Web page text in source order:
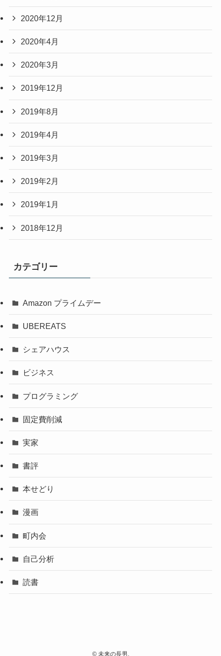
2020年12月
2020年4月
2020年3月
2019年12月
2019年8月
2019年4月
2019年3月
2019年2月
2019年1月
2018年12月
カテゴリー
Amazon プライムデー
UBEREATS
シェアハウス
ビジネス
プログラミング
固定費削減
実家
書評
本せどり
漫画
町内会
自己分析
読書
©未来の長男.